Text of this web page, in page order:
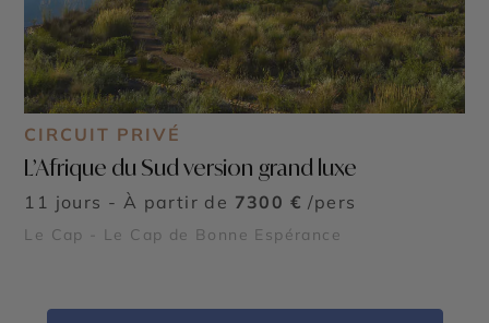
CIRCUIT PRIVÉ
L’Afrique du Sud version grand luxe
11 jours - À partir de 7300 € /pers
Le Cap - Le Cap de Bonne Espérance